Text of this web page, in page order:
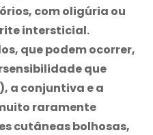
com oligúria ou
intersticial.
que podem ocorrer,
que
a conjuntiva e a
raramente
cutâneas bolhosas,